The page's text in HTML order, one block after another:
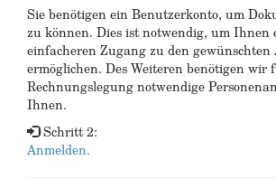
Sie benötigen ein Benutzerkonto, um
zu können. Dies ist notwendig, um Ihnen
einfacheren Zugang zu den
ermöglichen. Des Weiteren benötigen wir
Rechnungslegung notwendige
Ihnen.
Schritt 2:
Anmelden.